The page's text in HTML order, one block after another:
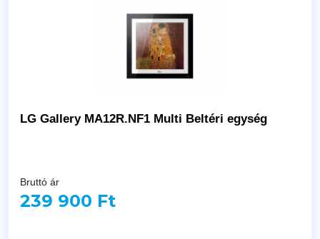
LG Gallery MA12R.NF1 Multi Beltéri egység
Bruttó ár
239 900 Ft